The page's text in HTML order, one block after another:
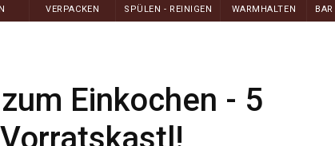
VERPACKEN SPÜLEN - REINIGEN WARMHALTEN
Einkochen - 5